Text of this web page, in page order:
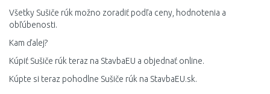
Všetky Sušiče rúk možno zoradiť podľa ceny, hodnotenia a
obľúbenosti.
Kam ďalej?
Kúpiť Sušiče rúk teraz na StavbaEU a objednať online.
Kúpte si teraz pohodlne Sušiče rúk na StavbaEU.sk.